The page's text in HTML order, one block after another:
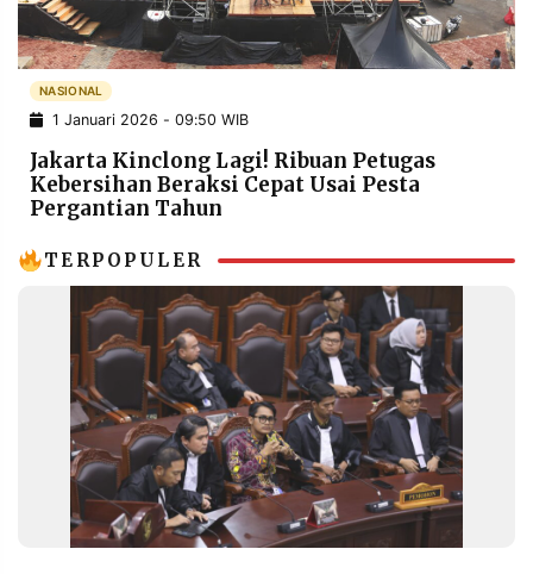
POLICY WARGA
INFORMASI
IKLAN
KIRIM
PENGADUAN TERM
SERVICE
IKUTI
RESOLUSI
MEDIA
NASIONAL
1 Januari 2026 - 09:50 WIB
Jakarta Kinclong Lagi! Ribuan Petugas
Kebersihan Beraksi Cepat Usai Pesta
Pergantian Tahun
TERPOPULER